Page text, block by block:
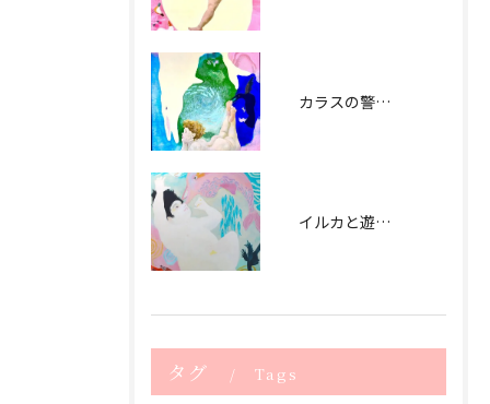
カラスの警告 (2021） signal by crow - 2021
イルカと遊ぶ日（2020） playing with dolphin - 2020
タグ Tags